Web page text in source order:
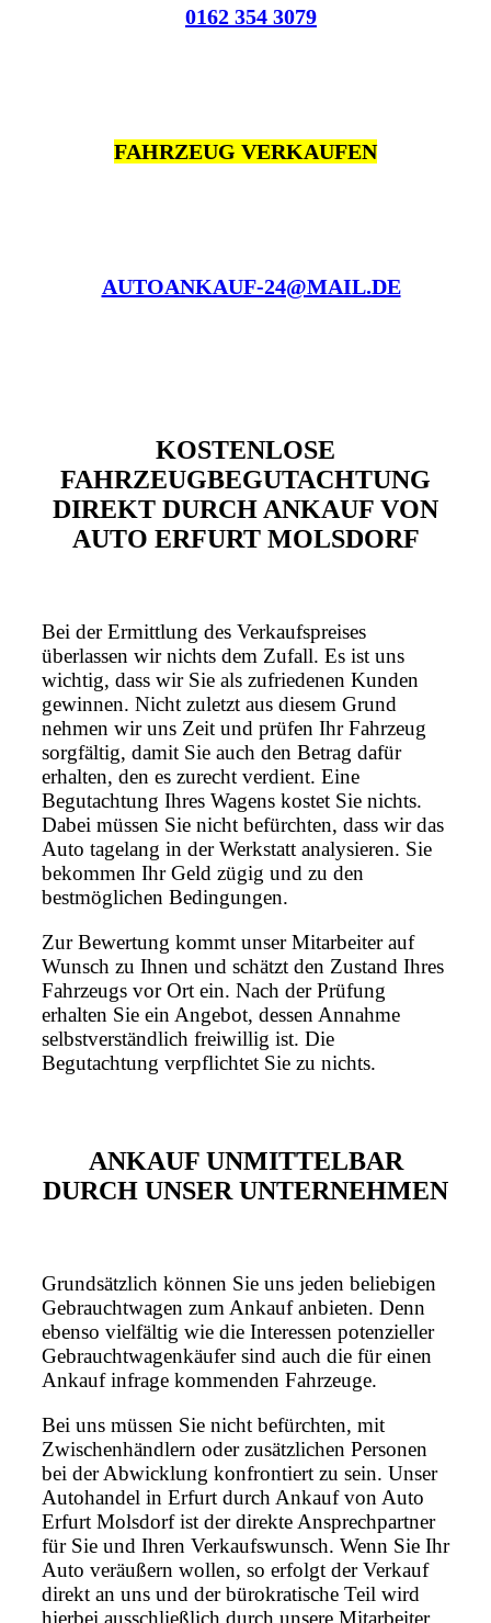
0162 354 3079
FAHRZEUG VERKAUFEN
AUTOANKAUF-24@MAIL.DE
KOSTENLOSE
FAHRZEUGBEGUTACHTUNG
DIREKT DURCH ANKAUF VON
AUTO ERFURT MOLSDORF
Bei der Ermittlung des Verkaufspreises
überlassen wir nichts dem Zufall. Es ist uns
wichtig, dass wir Sie als zufriedenen Kunden
gewinnen. Nicht zuletzt aus diesem Grund
nehmen wir uns Zeit und prüfen Ihr Fahrzeug
sorgfältig, damit Sie auch den Betrag dafür
erhalten, den es zurecht verdient. Eine
Begutachtung Ihres Wagens kostet Sie nichts.
Dabei müssen Sie nicht befürchten, dass wir das
Auto tagelang in der Werkstatt analysieren. Sie
bekommen Ihr Geld zügig und zu den
bestmöglichen Bedingungen.
Zur Bewertung kommt unser Mitarbeiter auf
Wunsch zu Ihnen und schätzt den Zustand Ihres
Fahrzeugs vor Ort ein. Nach der Prüfung
erhalten Sie ein Angebot, dessen Annahme
selbstverständlich freiwillig ist. Die
Begutachtung verpflichtet Sie zu nichts.
ANKAUF UNMITTELBAR
DURCH UNSER UNTERNEHMEN
Grundsätzlich können Sie uns jeden beliebigen
Gebrauchtwagen zum Ankauf anbieten. Denn
ebenso vielfältig wie die Interessen potenzieller
Gebrauchtwagenkäufer sind auch die für einen
Ankauf infrage kommenden Fahrzeuge.
Bei uns müssen Sie nicht befürchten, mit
Zwischenhändlern oder zusätzlichen Personen
bei der Abwicklung konfrontiert zu sein. Unser
Autohandel in Erfurt durch Ankauf von Auto
Erfurt Molsdorf ist der direkte Ansprechpartner
für Sie und Ihren Verkaufswunsch. Wenn Sie Ihr
Auto veräußern wollen, so erfolgt der Verkauf
direkt an uns und der bürokratische Teil wird
hierbei ausschließlich durch unsere Mitarbeiter